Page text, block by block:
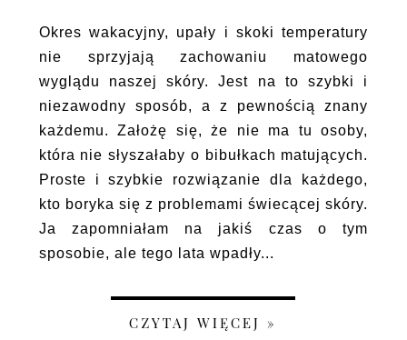
Okres wakacyjny, upały i skoki temperatury
nie sprzyjają zachowaniu matowego
wyglądu naszej skóry. Jest na to szybki i
niezawodny sposób, a z pewnością znany
każdemu. Założę się, że nie ma tu osoby,
która nie słyszałaby o bibułkach matujących.
Proste i szybkie rozwiązanie dla każdego,
kto boryka się z problemami świecącej skóry.
Ja zapomniałam na jakiś czas o tym
sposobie, ale tego lata wpadły...
CZYTAJ WIĘCEJ »